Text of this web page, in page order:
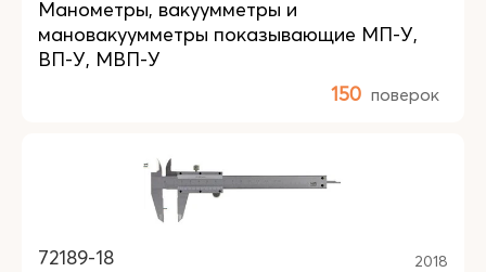
Манометры, вакуумметры и
мановакуумметры показывающие МП-У,
ВП-У, МВП-У
150 поверок
72189-18 2018